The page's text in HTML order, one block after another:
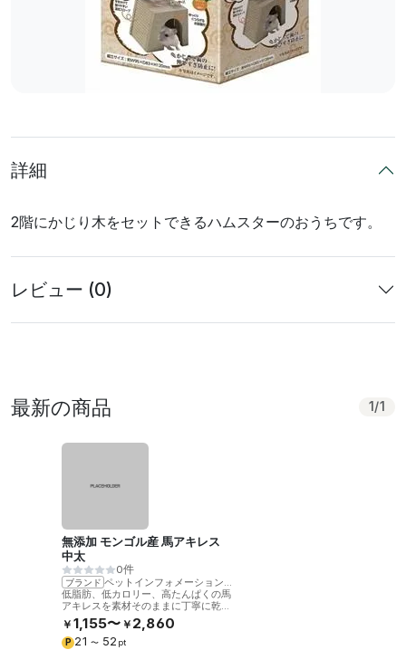
詳細
2階にかじり木をセットできるハムスターのおうちです。
レビュー (0)
最新の商品 1 /1
無添加 モンゴル産 馬アキレス
中太
0件
ブランド
低脂肪、低カロリー、高たんぱくの馬
アキレスを素材そのままに丁寧に乾燥
させました。噛むことで歯の健康をサ
ポート。
￥ 1,155〜 ￥ 2,860
P 21 〜 52 pt